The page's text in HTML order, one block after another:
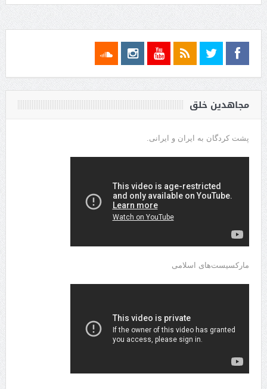
مجاهدین خلق
پشت کردگان به ایران و ایرانی.
مارکسیست‌های اسلامی